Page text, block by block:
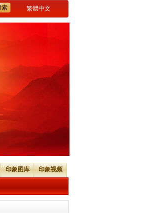
繁體中文
印象图库 印象视频